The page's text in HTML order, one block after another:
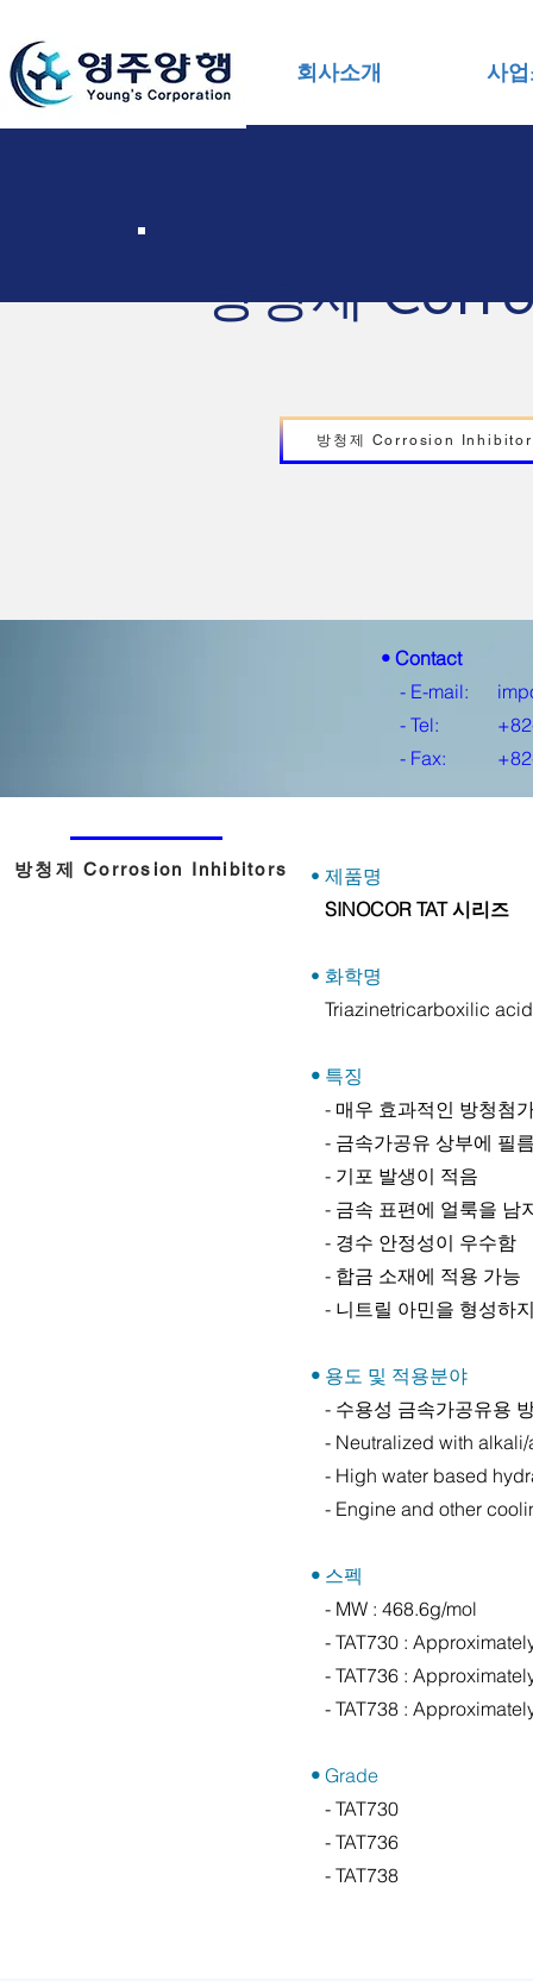
회사소개 사
방청제
방청제 Corrosion
• Contact
- E-mail:
- Tel:
- Fax:
방청제 Corrosion Inhibitors
• 제품명
SINOCOR TAT 시리즈
• 화학명
Triazinetricarboxilic acid
• 특징
- 매우 효과적인 방청첨
- 금속가공유 상부에 필
- 기포 발생이 적음
- 금속 표편에 얼룩을 남
- 경수 안정성이 우수함
- 합금 소재에 적용 가능
- 니트릴 아민을 형성하
• 용도 및 적용분야
- 수용성 금속가공유용
- Neutralized with
- High water based
- Engine and other
• 스펙
- MW : 468.6g/mol
- TAT730 :
- TAT736 :
- TAT738 :
• Grade
- TAT730
- TAT736
- TAT738